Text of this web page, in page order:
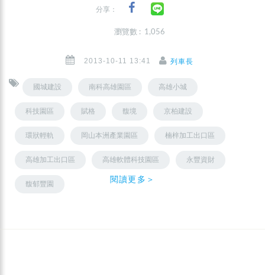
分享：
瀏覽數 : 1,056
2013-10-11 13:41 列車長
國城建設 南科高雄園區 高雄小城
科技園區 賦格 馥境 京柏建設
環狀輕軌 岡山本洲產業園區 楠梓加工出口區
高雄加工出口區 高雄軟體科技園區 永豐資財
馥郁豐園 閱讀更多＞